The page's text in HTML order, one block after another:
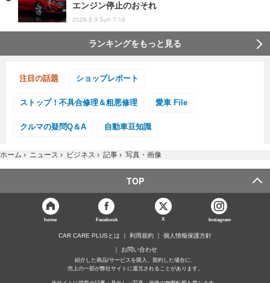
エンジン停止のおそれ
2026.8.9 Sun 7:18
ランキングをもっと見る
注目の話題 ショップレポート
ストップ！不具合修理＆粗悪修理 愛車 File
クルマの疑問Q＆A 自動車豆知識
ホーム › ニュース › ビジネス › 記事 › 写真・画像
TOP
home Facebook X Instagram
CAR CARE PLUSとは 利用規約 個人情報保護方針
お問い合わせ
紹介した商品/サービスを購入、契約した場合に、
売上の一部が弊社サイトに還元されることがあります。